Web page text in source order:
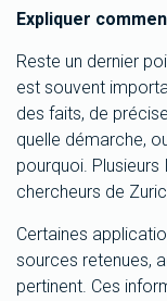
Expliquer
Reste un dernier
est souvent
des faits, de
quelle démarche,
pourquoi.
chercheurs de
Certaines
sources retenues,
pertinent. Ces